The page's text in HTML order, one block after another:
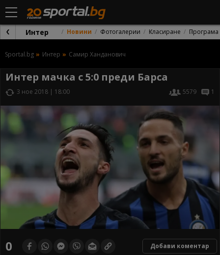
Интер Новини Фотогалерии Класиране Програма
Sportal.bg Интер Самир Ханданович
Интер мачка с 5:0 преди Барса
3 ное 2018 | 18:00 5579 1
0 Добави коментар